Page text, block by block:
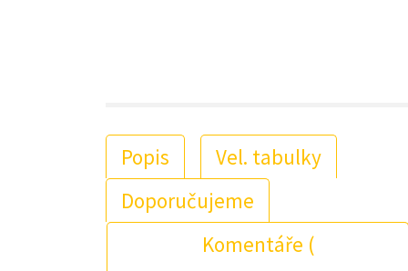
Popis
Vel. tabulky
Doporučujeme
Komentáře (